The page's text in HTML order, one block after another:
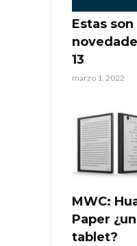
Estas
13
marzo 1, 2022
MWC:
Paper
tablet?